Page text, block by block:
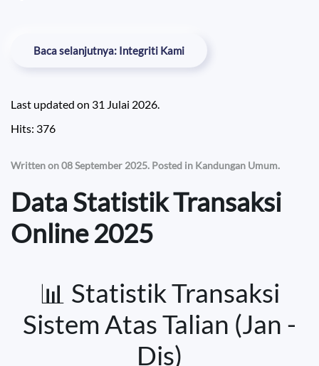
Baca selanjutnya: Integriti Kami
Last updated on 31 Julai 2026.
Hits: 376
Written on08 September 2025. Posted in Kandungan Umum.
Data Statistik Transaksi
Online 2025
📊 Statistik Transaksi
Sistem Atas Talian (Jan -
Dis)